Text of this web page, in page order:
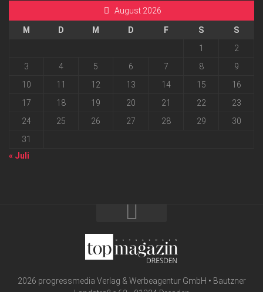
August 2026
M D M D F S
S
1
2
3
4 5 6 7 8
9
10
11 12 13 14 15
16
17
18 19 20 21 22
23
24
25 26 27 28 29
30
31
« Juli
2026 progressmedia Verlag & Werbeagentur GmbH • Bautzner